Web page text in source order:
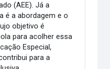
(AEE). Já a
é a abordagem e o
objetivo é
para acolher essa
Especial,
para a